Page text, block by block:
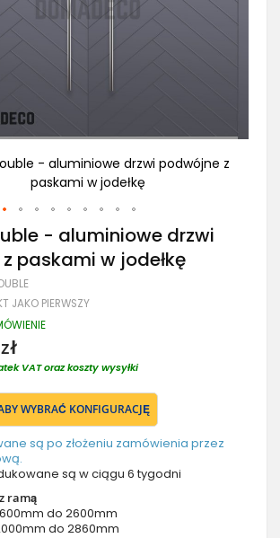
- aluminiowe drzwi podwójne z
paskami w jodełkę
- aluminiowe drzwi
paskami w jodełkę
JAKO PIERWSZY
VAT oraz koszty wysyłki
WYBRAĆ KONFIGURACJĘ
są po złożeniu zamówienia przez
są w ciągu 6 tygodni
ramą
do 2600mm
do 2860mm